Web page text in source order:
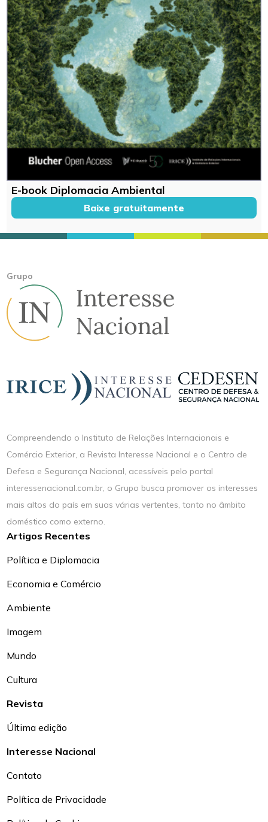
E-book Diplomacia Ambiental
Baixe gratuitamente
Grupo
Compreendendo o Instituto de Relações Internacionais e
Comércio Exterior, a Revista Interesse Nacional e o Centro de
Defesa e Segurança Nacional, acessíveis pelo portal
interessenacional.com.br, o Grupo busca promover os interesses
mais altos do país em suas várias vertentes, tanto no âmbito
doméstico como externo.
Artigos Recentes
Política e Diplomacia
Economia e Comércio
Ambiente
Imagem
Mundo
Cultura
Revista
Última edição
Interesse Nacional
Contato
Política de Privacidade